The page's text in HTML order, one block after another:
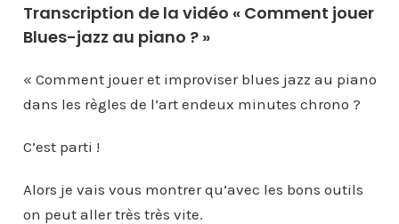
Transcription de la vidéo « Comment jouer
Blues-jazz au piano ? »
« Comment jouer et improviser blues jazz au piano
dans les règles de l’art endeux minutes chrono ?
C’est parti !
Alors je vais vous montrer qu’avec les bons outils
on peut aller très très vite.